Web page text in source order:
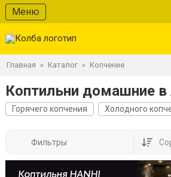
Меню
Главная » Каталог » Копчение
Коптильни домашние
Горячего копчения Холодного
Фильтры